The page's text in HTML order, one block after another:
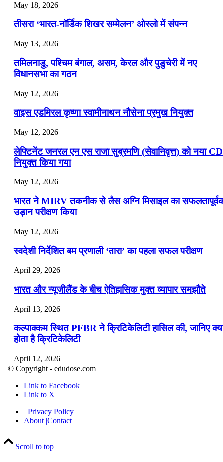
📝 डेली करेंट अफेयर्स: 13-15 जुलाई 2026
May 18, 2026
तीसरा ‘भारत-नॉर्डिक शिखर सम्मेलन’ ओस्लो में संपन्न
May 13, 2026
तमिलनाडु, पश्चिम बंगाल, असम, केरल और पुडुचेरी में नए
विधानसभा का गठन
May 12, 2026
वाइस एडमिरल कृष्णा स्वामीनाथन नौसेना प्रमुख नियुक्त
May 12, 2026
लेफ्टिनेंट जनरल एन एस राजा सुब्रमणि (सेवानिवृत्त) को नया
नियुक्त किया गया
May 12, 2026
भारत ने MIRV तकनीक से लैस अग्नि मिसाइल का
उड़ान परीक्षण किया
May 12, 2026
स्वदेशी निर्देशित बम प्रणाली ‘तारा’ का पहला सफल परीक्षण
April 29, 2026
भारत और न्यूजीलैंड के बीच ऐतिहासिक मुक्त व्यापार समझौते
April 13, 2026
कल्पाक्कम स्थित PFBR ने क्रिटिकेलिटी हासिल की, जानिए
होता है क्रिटिकेलिटी
April 12, 2026
April 9, 2026
नासा का आर्टेमिस-2 मिशन: मनुष्य एक बार फिर से चंद्रमा के
पहुंचा
April 7, 2026
© Copyright - edudose.com
Link to Facebook
Link to X
Privacy Policy
About |Contact
Scroll to top